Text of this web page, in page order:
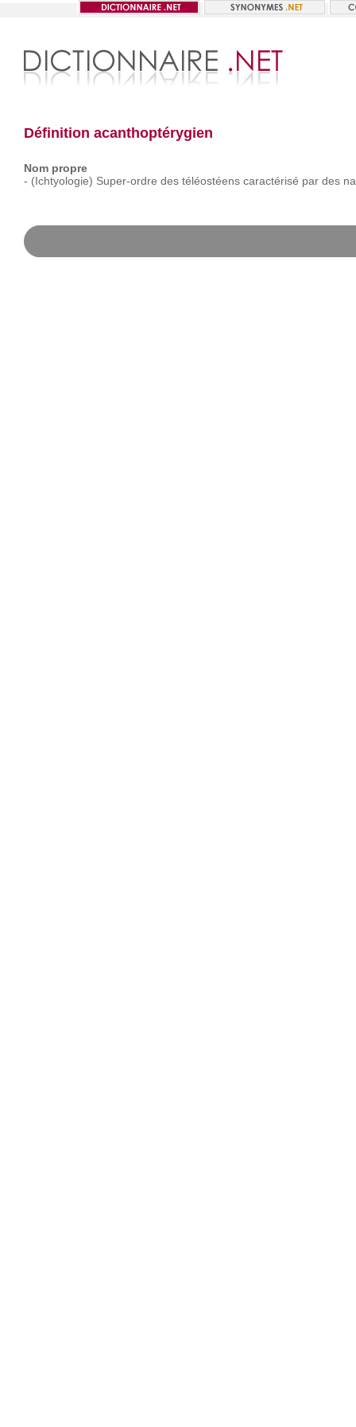
Définition acanthoptérygien
Nom propre
- (Ichtyologie) Super-ordre des téléostéens caractérisé par des